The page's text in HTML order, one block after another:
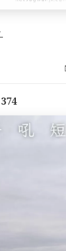
子吼短信 375